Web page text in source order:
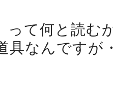
って何と読
具なんですが